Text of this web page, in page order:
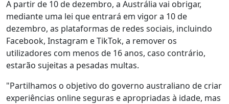
A partir de 10 de dezembro, a Austrália vai obrigar,
mediante uma lei que entrará em vigor a 10 de
dezembro, as plataformas de redes sociais, incluindo
Facebook, Instagram e TikTok, a remover os
utilizadores com menos de 16 anos, caso contrário,
estarão sujeitas a pesadas multas.
"Partilhamos o objetivo do governo australiano de criar
experiências online seguras e apropriadas à idade, mas